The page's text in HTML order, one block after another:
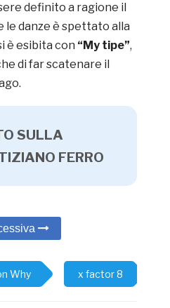
definito a ragione il
le danze è spettato alla
è esibita con “My tipe”,
di far scatenare il
SULLA
FERRO
Why x factor 8